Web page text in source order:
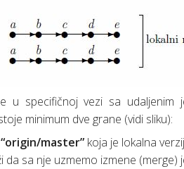
u specifičnoj vezi sa udaljenim
minimum dve grane (vidi sliku):
“origin/master” koja je lokalna
da sa nje uzmemo izmene